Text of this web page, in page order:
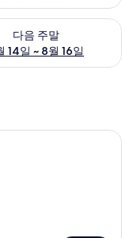
9일
다음 주말
14일 ~ 8월 16일
예약 가능 여부 확인,
, 암막 커튼, 다리미/다리